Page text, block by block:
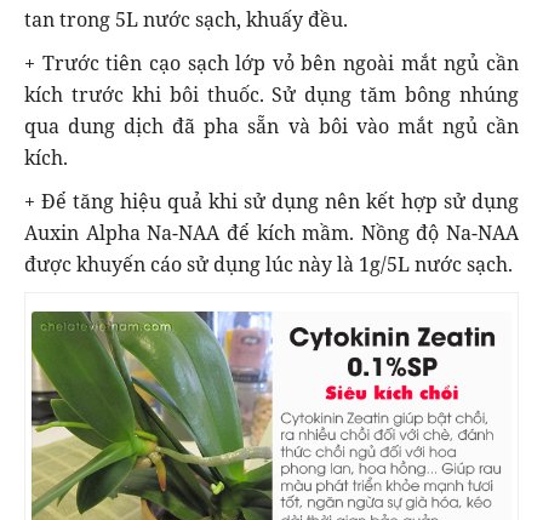
tan trong 5L nước sạch, khuấy đều.
+ Trước tiên cạo sạch lớp vỏ bên ngoài mắt ngủ cần
kích trước khi bôi thuốc. Sử dụng tăm bông nhúng
qua dung dịch đã pha sẵn và bôi vào mắt ngủ cần
kích.
+ Để tăng hiệu quả khi sử dụng nên kết hợp sử dụng
Auxin Alpha Na-NAA để kích mầm. Nồng độ Na-NAA
được khuyến cáo sử dụng lúc này là 1g/5L nước sạch.